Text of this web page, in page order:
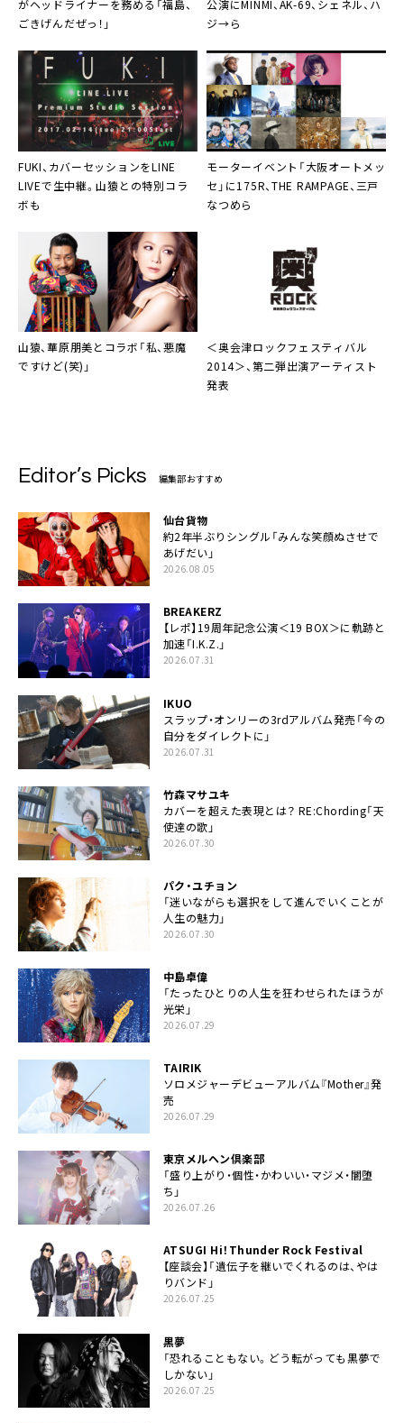
がヘッドライナーを務める「福島、
ごきげんだぜっ！」
公演にMINMI、AK-69、シェネル、ハ
ジ→ら
FUKI、カバーセッションをLINE
LIVEで生中継。山猿との特別コラ
ボも
モーターイベント「大阪オートメッ
セ」に175R、THE RAMPAGE、三戸
なつめら
山猿、華原朋美とコラボ「私、悪魔
ですけど(笑)」
＜奥会津ロックフェスティバル
2014＞、第二弾出演アーティスト
発表
Editor’s Picks 編集部おすすめ
仙台貨物
約2年半ぶりシングル「みんな笑顔ぬさせで
あげだい」
2026.08.05
BREAKERZ
【レポ】19周年記念公演＜19 BOX＞に軌跡と
加速「I.K.Z.」
2026.07.31
IKUO
スラップ・オンリーの3rdアルバム発売「今の
自分をダイレクトに」
2026.07.31
竹森マサユキ
カバーを超えた表現とは？ RE:Chording「天
使達の歌」
2026.07.30
パク・ユチョン
「迷いながらも選択をして進んでいくことが
人生の魅力」
2026.07.30
中島卓偉
「たったひとりの人生を狂わせられたほうが
光栄」
2026.07.29
TAIRIK
ソロメジャーデビューアルバム『Mother』発
売
2026.07.29
東京メルヘン倶楽部
「盛り上がり・個性・かわいい・マジメ・闇堕
ち」
2026.07.26
ATSUGI Hi！Thunder Rock Festival
【座談会】「遺伝子を継いでくれるのは、やは
りバンド」
2026.07.25
黒夢
「恐れることもない。どう転がっても黒夢で
しかない」
2026.07.25